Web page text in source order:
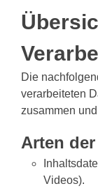
Die
verarbeiteten
zusammen
Arten
Videos).